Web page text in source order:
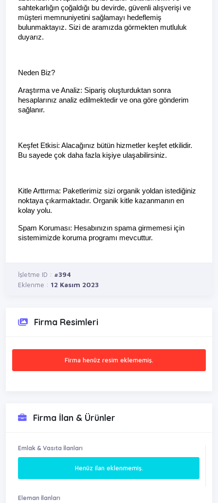
sahtekarlığın çoğaldığı bu devirde, güvenli alışverişi ve
müşteri memnuniyetini sağlamayı hedeflemiş
bulunmaktayız. Sizi de aramızda görmekten mutluluk
duyarız.
Neden Biz?
Araştırma ve Analiz: Sipariş oluşturduktan sonra
hesaplarınız analiz edilmektedir ve ona göre gönderim
sağlanır.
Keşfet Etkisi: Alacağınız bütün hizmetler keşfet etkilidir.
Bu sayede çok daha fazla kişiye ulaşabilirsiniz.
Kitle Arttırma: Paketlerimiz sizi organik yoldan istediğiniz
noktaya çıkarmaktadır. Organik kitle kazanmanın en
kolay yolu.
Spam Koruması: Hesabınızın spama girmemesi için
sistemimizde koruma programı mevcuttur.
İşletme ID : #394
Eklenme : 12 Kasım 2023
Firma Resimleri
Firma henüz resim eklememiş.
Firma İlan & Ürünler
Emlak & Vasıta İlanları
Henüz ilan eklenmemiş.
Eleman İlanları